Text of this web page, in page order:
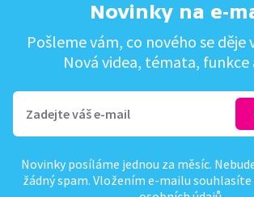
Novinky na e-
Pošleme vám, co nového se děje
Nová videa, témata, funkce
Novinky posíláme jednou za měsíc.
žádný spam. Vložením e-mailu souhlasíte